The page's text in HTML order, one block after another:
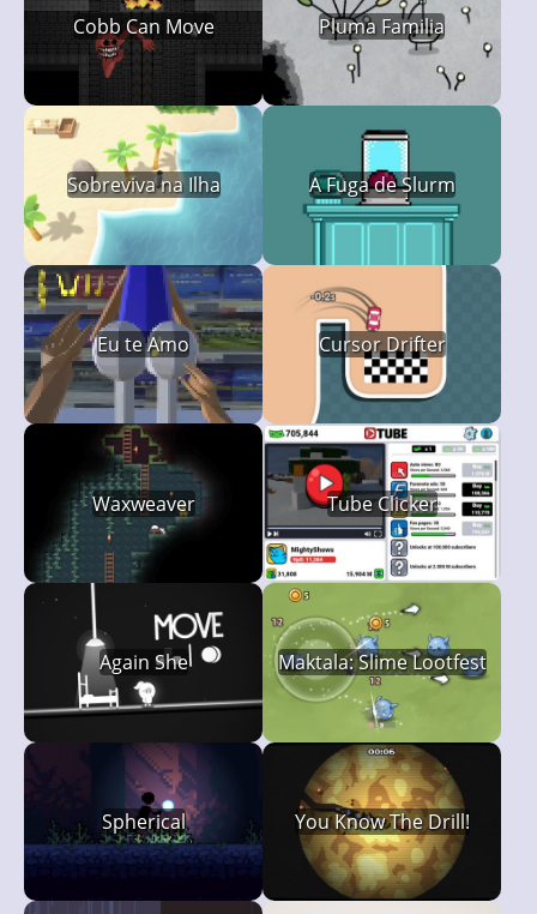
Cobb Can Move Pluma Familia
Sobreviva na Ilha A Fuga de Slurm
Eu te Amo Cursor Drifter
Waxweaver Tube Clicker
Again She Maktala: Slime Lootfest
Spherical You Know The Drill!